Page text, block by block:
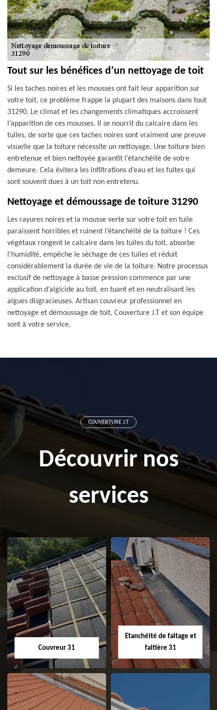
Tout sur les bénéfices d’un nettoyage de toit
Si les taches noires et les mousses ont fait leur apparition sur
votre toit, ce problème frappe la plupart des maisons dans tout
31290. Le climat et les changements climatiques accroissent
l’apparition de ces mousses. Il se nourrit du calcaire dans les
tuiles, de sorte que ces taches noires sont vraiment une preuve
visuelle que la toiture nécessite un nettoyage. Une toiture bien
entretenue et bien nettoyée garantit l’étanchéité de votre
demeure. Cela évitera les infiltrations d’eau et les fuites qui
sont souvent dues à un toit non entretenu.
Nettoyage et démoussage de toiture 31290
Les rayures noires et la mousse verte sur votre toit en tuile
paraissent horribles et ruinent l’étanchéité de la toiture ! Ces
végétaux rongent le calcaire dans les tuiles du toit, absorbe
l'humidité, empêche le séchage de ces tuiles et réduit
considérablement la durée de vie de la toiture. Notre processus
exclusif de nettoyage à basse pression commence par une
application d’algicide au toit, en tuant et en neutralisant les
algues disgracieuses. Artisan couvreur professionnel en
nettoyage et démoussage de toit, Couverture J.T et son équipe
sont à votre service.
COUVERTURE J.T
Découvrir nos
services
Couvreur 31
Etanchéité de faitage et
faitière 31